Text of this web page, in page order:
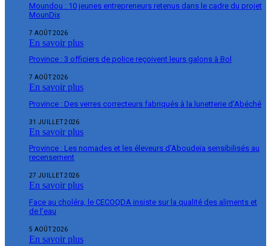
Moundou : 10 jeunes entrepreneurs retenus dans le cadre du projet
MounDix
7 AOÛT 2026
En savoir plus
Province : 3 officiers de police reçoivent leurs galons à Bol
7 AOÛT 2026
En savoir plus
Province : Des verres correcteurs fabriqués à la lunetterie d’Abéché
31 JUILLET 2026
En savoir plus
Province : Les nomades et les éleveurs d’Aboudeïa sensibilisés au
recensement
27 JUILLET 2026
En savoir plus
Face au choléra, le CECOQDA insiste sur la qualité des aliments et
de l’eau
5 AOÛT 2026
En savoir plus